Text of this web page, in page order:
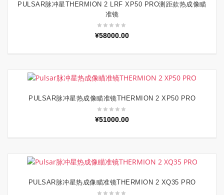
加入购物车
PULSAR脉冲星THERMION 2 LRF XP50 PRO测距款热成像瞄
准镜
¥58000.00
加入购物车
PULSAR脉冲星热成像瞄准镜THERMION 2 XP50 PRO
¥51000.00
加入购物车
PULSAR脉冲星热成像瞄准镜THERMION 2 XQ35 PRO